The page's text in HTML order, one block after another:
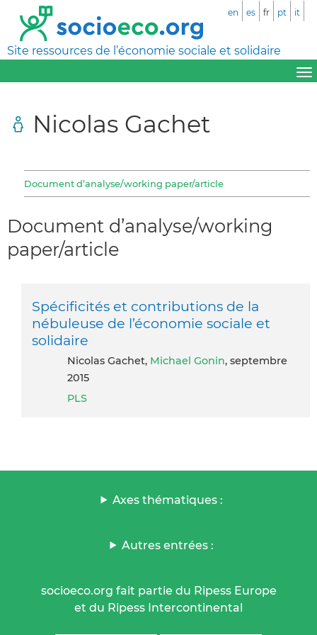
Site ressources de l’économie sociale et solidaire
en es fr pt it
Nicolas Gachet
Document d’analyse/working paper/article
Document d’analyse/working
paper/article
Spécificités et contributions de la
nébuleuse de l’économie sociale et
solidaire
Nicolas Gachet, Michael Gonin, septembre
2015
PLS
Axes thématiques :
Autres entrées :
socioeco.org fait partie du Ripess Europe
et du Ripess Intercontinental